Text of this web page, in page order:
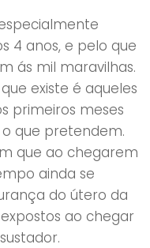
4 anos, e pelo que
ás mil maravilhas.
existe é aqueles
primeiros meses
que pretendem.
que ao chegarem
ainda se
do útero da
ao chegar